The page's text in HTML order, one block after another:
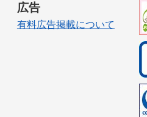
広告
有料広告掲載について